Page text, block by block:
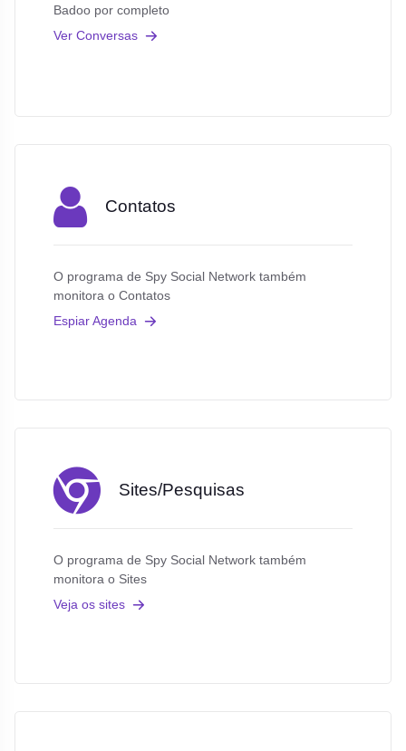
Badoo por completo
Ver Conversas
Contatos
O programa de Spy Social Network também
monitora o Contatos
Espiar Agenda
Sites/Pesquisas
O programa de Spy Social Network também
monitora o Sites
Veja os sites